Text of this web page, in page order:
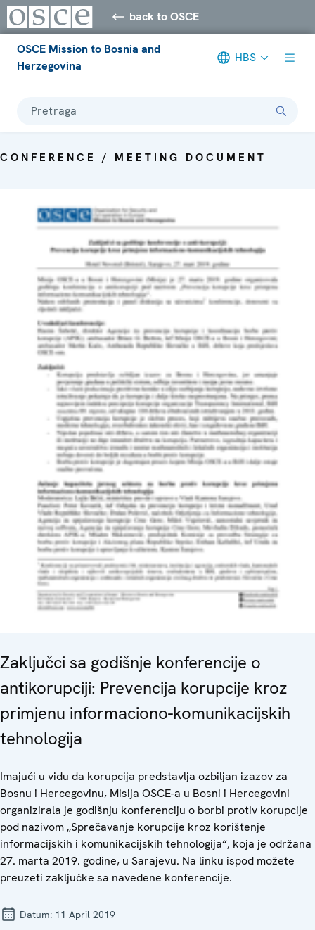
back to OSCE
OSCE Mission to Bosnia and
Herzegovina
HBS
Pretraga
CONFERENCE / MEETING DOCUMENT
Zaključci sa godišnje konferencije o
antikorupciji: Prevencija korupcije kroz
primjenu informaciono-komunikacijskih
tehnologija
Imajući u vidu da korupcija predstavlja ozbiljan izazov za
Bosnu i Hercegovinu, Misija OSCE-a u Bosni i Hercegovini
organizirala je godišnju konferenciju o borbi protiv korupcije
pod nazivom „Sprečavanje korupcije kroz korištenje
informacijskih i komunikacijskih tehnologija“, koja je održana
27. marta 2019. godine, u Sarajevu. Na linku ispod možete
preuzeti zaključke sa navedene konferencije.
Datum: 11 April 2019